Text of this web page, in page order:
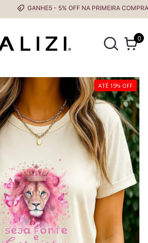
GANHE5 - 5% OFF NA PRIMEIRA COMPRA
0
ATÉ 15% OFF